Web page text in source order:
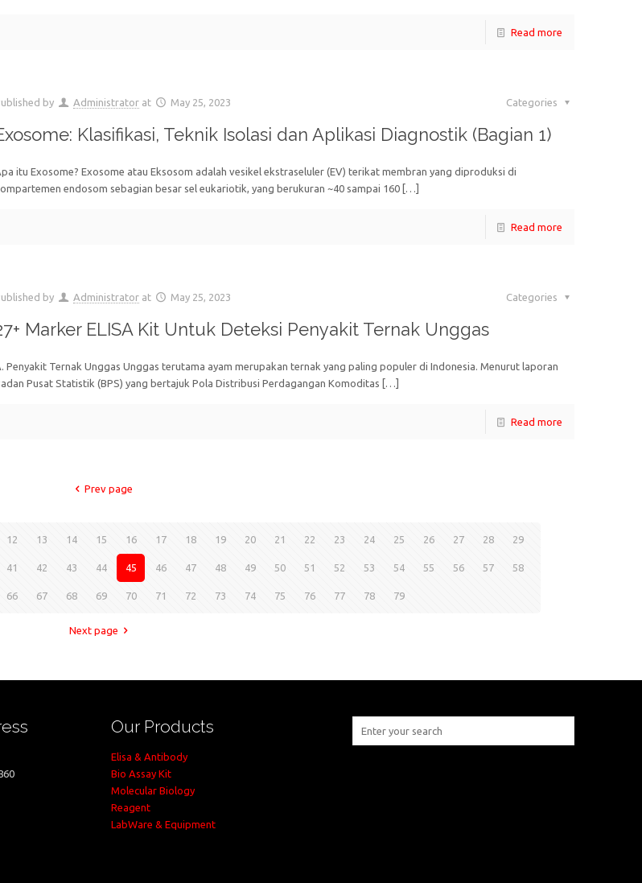
Read more
by Administrator at May 25, 2023 Categories
Klasifikasi, Teknik Isolasi dan Aplikasi Diagnostik (Bagian 1)
itu Exosome? Exosome atau Eksosom adalah vesikel ekstraseluler (EV) terikat membran yang diproduksi di
endosom sebagian besar sel eukariotik, yang berukuran ~40 sampai 160 […]
Read more
by Administrator at May 25, 2023 Categories
Marker ELISA Kit Untuk Deteksi Penyakit Ternak Unggas
Penyakit Ternak Unggas Unggas terutama ayam merupakan ternak yang paling populer di Indonesia. Menurut laporan
Pusat Statistik (BPS) yang bertajuk Pola Distribusi Perdagangan Komoditas […]
Read more
Prev page
12 13 14 15 16 17 18 19 20 21 22 23 24 25 26 27 28 29
41 42 43 44 45 46 47 48 49 50 51 52 53 54 55 56 57 58
66 67 68 69 70 71 72 73 74 75 76 77 78 79
Next page
Our Products
Elisa & Antibody
Bio Assay Kit
Molecular Biology
Reagent
LabWare & Equipment